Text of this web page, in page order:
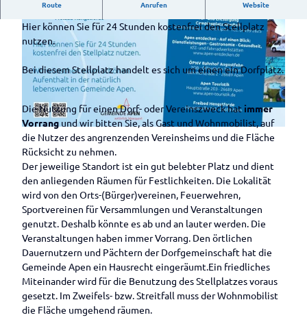
n in Apen
Historisch
e
Fahrradrou
Knotenpu
nktsystem
Ammerlan
droute
Deutsche
Service
rund ums
Rad
Blick
Gewäs
ser
Was
kann
ich
angeln
?
Gastka
rten
einen
Drakamp
see und
Forst
Kieskuhl
e
Roggen
Aper Tief
Große
Süderbäk
e
Große
Norderbä
ke
Schinkenmuseum
Kirchen
Männeken-Theater
Hengstforde
Wissenswertes
Wissenswertes
im Überblick
Wasserreichtu
m
Süßwasserwatt
Industriegeschi
Campingplatz
Wohnmobilstellplätze
in Apen
Im
Überblick
Privatgärten
Im Überblick
Landhof
Tausendschö
n
Garten der
Privatgarten
Hienen
Tage des
offenen
Gartens
Parks im
Ammerland
Parks im
Überblick
Gärten
Rhododend
ronpark
Gristede
Rhododend
ronpark
Hobbie
Baumschul
e &
Gärtnerei
Kulinarik &
Spezialitäten
Kulinarik
im
Überblick
Gastronomie
Gastronomie
Restaurants
Bistro und
Café
Biergärten
und Kneipen
im
Ammerland
Wochenmarkt und
Lebensmittelmärkte
Gästeführungen
Veranstaltungen
Im Überblick
Alle Themen
Unterwegs in
der Natur
Unterwegs mit
dem Fahrrad
Unterwegs in
der Geschichte
Unterwegs in
ausgesuchten
Betrieben
Unsere
Gästeführer/innen
Ticketverkauf
über Reservix
Veranstaltungskalender
Alle Veranstaltungen im
Überblick
Veranstaltungen melden
Service
Im
Überblick
Gastgeber
Prospektbestellung
Kartenbestellung
Kontakt
© Gemeinde Apen |
Route Anrufen Website
Hier können Sie für 24 Stunden kostenfrei den Stellplatz
nutzen.
Bei diesem Stellplatz handelt es sich um einen ein Dorfplatz.
Die Nutzung für einen Dorf- oder Vereinszweck hat immer
Vorrang und wir bitten Sie, als Gast und Wohnmobilist, auf
die Nutzer des angrenzenden Vereinsheims und die Fläche
Rücksicht zu nehmen.
Der jeweilige Standort ist ein gut belebter Platz und dient
den anliegenden Räumen für Festlichkeiten. Die Lokalität
wird von den Orts-(Bürger)vereinen, Feuerwehren,
Sportvereinen für Versammlungen und Veranstaltungen
genutzt. Deshalb könnte es ab und an lauter werden. Die
Veranstaltungen haben immer Vorrang. Den örtlichen
Dauernutzern und Pächtern der Dorfgemeinschaft hat die
Gemeinde Apen ein Hausrecht eingeräumt.Ein friedliches
Miteinander wird für die Benutzung des Stellplatzes voraus
gesetzt. Im Zweifels- bzw. Streitfall muss der Wohnmobilist
die Fläche umgehend räumen.